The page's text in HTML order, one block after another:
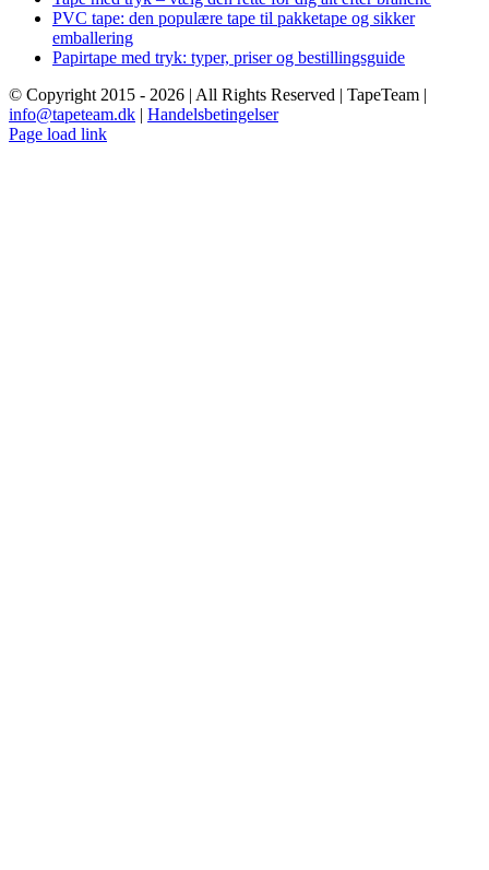
PVC tape: den populære tape til pakketape og sikker
emballering
Papirtape med tryk: typer, priser og bestillingsguide
© Copyright 2015 - 2026 | All Rights Reserved | TapeTeam |
info@tapeteam.dk | Handelsbetingelser
Page load link